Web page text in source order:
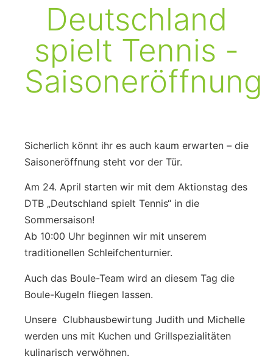
Deutschland
spielt Tennis -
Saisoneröffnung
Sicherlich könnt ihr es auch kaum erwarten – die
Saisoneröffnung steht vor der Tür.
Am 24. April starten wir mit dem Aktionstag des
DTB „Deutschland spielt Tennis“ in die
Sommersaison!
Ab 10:00 Uhr beginnen wir mit unserem
traditionellen Schleifchenturnier.
Auch das Boule-Team wird an diesem Tag die
Boule-Kugeln fliegen lassen.
Unsere Clubhausbewirtung Judith und Michelle
werden uns mit Kuchen und Grillspezialitäten
kulinarisch verwöhnen.